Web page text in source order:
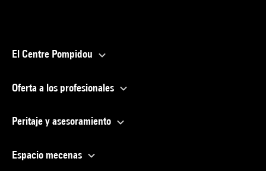
El Centre Pompidou
Oferta a los profesionales
Peritaje y asesoramiento
Espacio mecenas